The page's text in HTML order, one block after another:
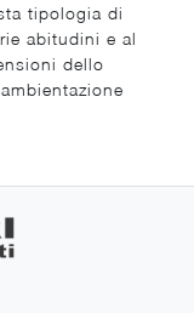
tipologia di
abitudini e al
dello